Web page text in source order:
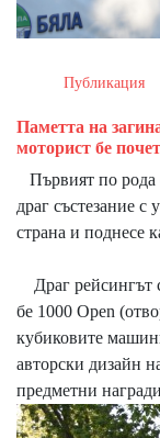
Публикация
Паметта на
моторист бе
Първият по рода
драг състезание с
страна и поднесе
Драг рейсингът
бе 1000 Open
кубиковите
авторски дизайн
предметни